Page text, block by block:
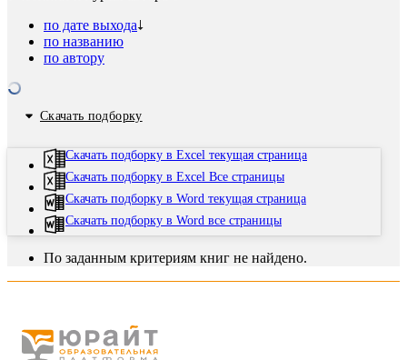
по дате выхода
по названию
по автору
Скачать подборку
Скачать подборку в Excel текущая страница
Скачать подборку в Excel Все страницы
Скачать подборку в Word текущая страница
Скачать подборку в Word все страницы
По заданным критериям книг не найдено.